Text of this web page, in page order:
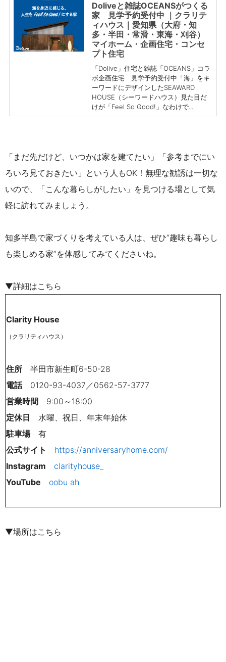
Doliveと雑誌OCEANSがつくる
家 見学予約受付中 ｜クラリテ
ィハウス｜愛知県（大府・知
多・半田・常滑・東海・刈谷）
マイホーム・企画住宅・コンセ
プト住宅
「Dolive」住宅と雑誌「OCEANS」コラ
ボ企画住宅 見学予約受付中「海」をキ
ーワードにデザインしたSEAWARD
HOUSE（シーワードハウス）見た目だ
けが「Feel So Good!」なわけで...
「まだ先だけど、いつかは家を建てたい」「参考までにい
ろいろ見ておきたい」という人 もOK！ 無理な勧誘は一切な
いので、「こんな暮らしがしたい」を見つける場として気
軽に訪れてみましょう。
知多半島で家づくりを考えている人は、ぜひ“趣味も暮らし
も楽しめる家”を体感してみてくださいね。
▼詳細はこちら
Clarity House
（クラリティハウス）
住所 半田市新生町6-50-28
電話
0120-93-4037 ／0562-57-3777
営業時間
9:00 ～ 18:00
定休日 水曜、祝日、年末年始休
駐車場有
公式サイト
https://anniversaryhome.com/
Instagram
clarityhouse_
YouTube
oobu ah
▼場所はこちら